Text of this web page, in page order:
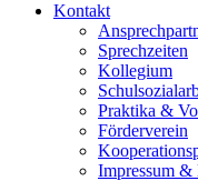
Kontakt
Sprechzeiten
Kollegium
Praktika &
Förderverein
Impressum &